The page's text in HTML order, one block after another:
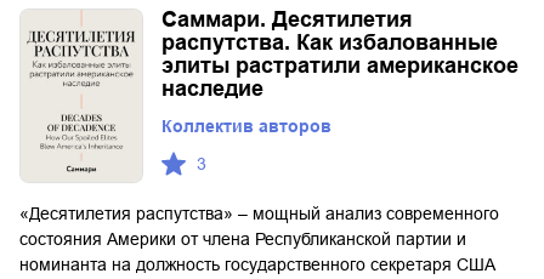
Саммари. Десятилетия
распутства. Как избалованные
элиты растратили американское
наследие
Коллектив авторов
3
«Десятилетия распутства» – мощный анализ современного
состояния Америки от члена Республиканской партии и
номинанта на должность государственного секретаря США